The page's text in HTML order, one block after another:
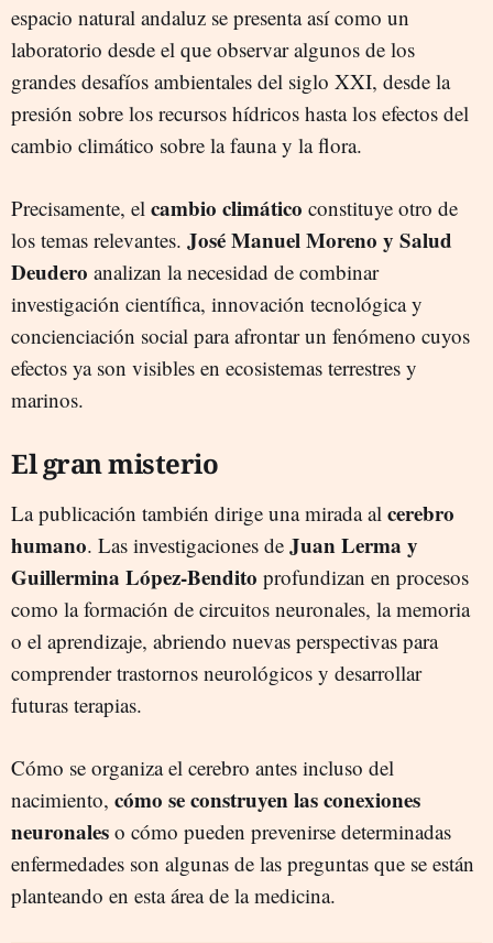
espacio natural andaluz se presenta así como un
laboratorio desde el que observar algunos de los
grandes desafíos ambientales del siglo XXI, desde la
presión sobre los recursos hídricos hasta los efectos del
cambio climático sobre la fauna y la flora.
Precisamente, el cambio climático constituye otro de
los temas relevantes. José Manuel Moreno y Salud
Deudero analizan la necesidad de combinar
investigación científica, innovación tecnológica y
concienciación social para afrontar un fenómeno cuyos
efectos ya son visibles en ecosistemas terrestres y
marinos.
El gran misterio
La publicación también dirige una mirada al cerebro
humano. Las investigaciones de Juan Lerma y
Guillermina López-Bendito profundizan en procesos
como la formación de circuitos neuronales, la memoria
o el aprendizaje, abriendo nuevas perspectivas para
comprender trastornos neurológicos y desarrollar
futuras terapias.
Cómo se organiza el cerebro antes incluso del
nacimiento, cómo se construyen las conexiones
neuronales o cómo pueden prevenirse determinadas
enfermedades son algunas de las preguntas que se están
planteando en esta área de la medicina.